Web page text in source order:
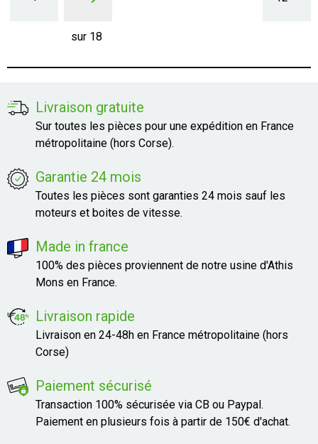
sur 18
Livraison gratuite
Sur toutes les pièces pour une expédition en France
métropolitaine (hors Corse).
Garantie 24 mois
Toutes les pièces sont garanties 24 mois sauf les
moteurs et boites de vitesse.
Made in france
100% des pièces proviennent de notre usine d'Athis
Mons en France.
Livraison rapide
Livraison en 24-48h en France métropolitaine (hors
Corse)
Paiement sécurisé
Transaction 100% sécurisée via CB ou Paypal.
Paiement en plusieurs fois à partir de 150€ d'achat.